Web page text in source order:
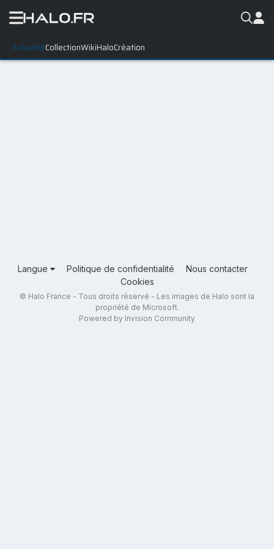
ActualitéCollectionWikiHaloCréation
Langue Politique de confidentialité
Nous contacter
Cookies
© Halo France - Tous droits réservé - Les images de Halo sont la
propriété de Microsoft.
Powered by Invision Community